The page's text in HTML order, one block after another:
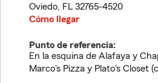
Oviedo, FL 32765-4520
Cómo llegar
Punto de referencia:
En la esquina de Alafaya y
Marco's Pizza y Plato's Closet